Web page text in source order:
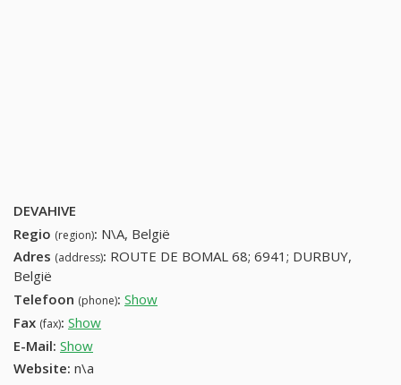
DEVAHIVE
Regio (region): N\A, België
Adres (address): ROUTE DE BOMAL 68; 6941; DURBUY,
België
Telefoon (phone): Show
Fax (fax): Show
E-Mail: Show
Website: n\a